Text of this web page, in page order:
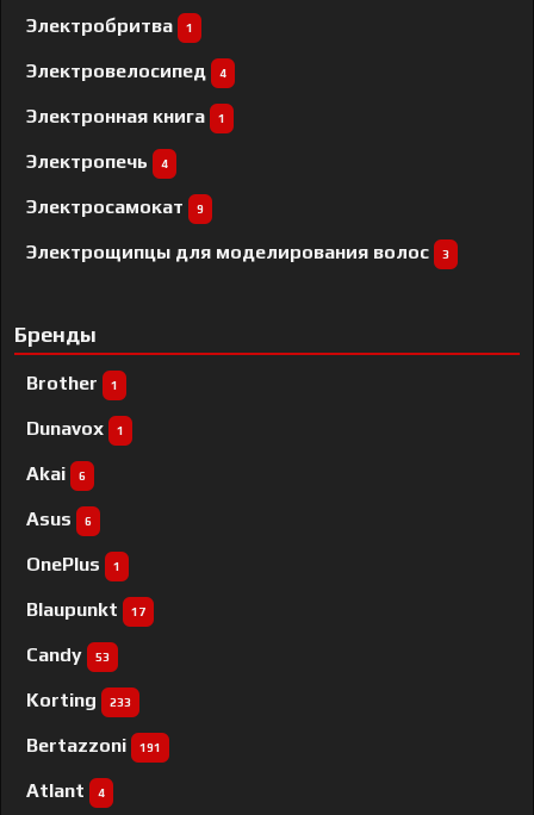
Электробритва 1
Электровелосипед 4
Электронная книга 1
Электропечь 4
Электросамокат 9
Электрощипцы для моделирования волос 3
Бренды
Brother 1
Dunavox 1
Akai 6
Asus 6
OnePlus 1
Blaupunkt 17
Candy 53
Korting 233
Bertazzoni 191
Atlant 4